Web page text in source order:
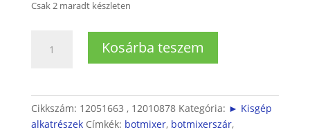
Csak 2 maradt készleten
mixerszár
Kosárba teszem
Cikkszám: 12051663 , 12010878 Kategória: ► Kisgép
alkatrészek Címkék: botmixer, botmixerszár,